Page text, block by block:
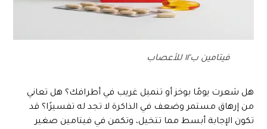
فيتامين ب١٢ للأعصاب
هل شعرت يومًا بوخز أو تنميل غريب في أطرافك؟ هل تعاني
من إرهاق مستمر وضعف في الذاكرة لا تجد له تفسيرًا؟ قد
تكون الإجابة أبسط مما تتخيل، وتكمن في فيتامين صغير